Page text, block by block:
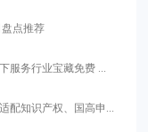
点推荐
服务行业宝藏免费 ...
配知识产权、国高申...